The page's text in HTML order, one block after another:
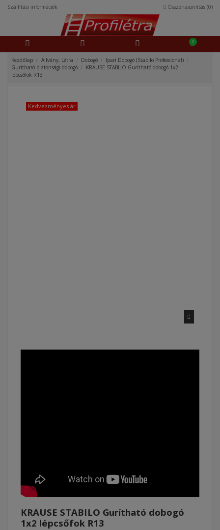
Szállítási információk Összehasonlítás (0)
0
Kezdőlap Állvány, Létra Dobogó
Ipari Dobogó (Stabilo Professional)
Gurítható biztonsági dobogó
KRAUSE STABILO Gurítható dobogó 1x2
lépcsőfok R13
Kedvezményes ár
KRAUSE STABILO Gurítható dobogó
1x2 lépcsőfok R13